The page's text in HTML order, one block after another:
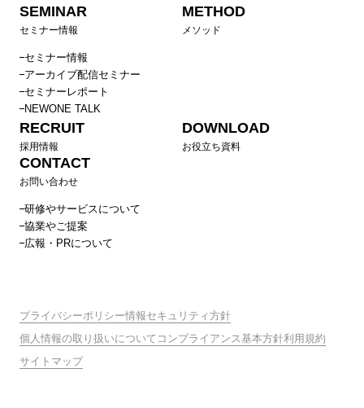
SEMINAR
セミナー情報
セミナー情報
アーカイブ配信セミナー
セミナーレポート
NEWONE TALK
METHOD
メソッド
RECRUIT
採用情報
DOWNLOAD
お役立ち資料
CONTACT
お問い合わせ
研修やサービスについて
協業やご提案
広報・PRについて
プライバシーポリシー情報セキュリティ方針
個人情報の取り扱いについて コンプライアンス基本方針利用規約
サイトマップ